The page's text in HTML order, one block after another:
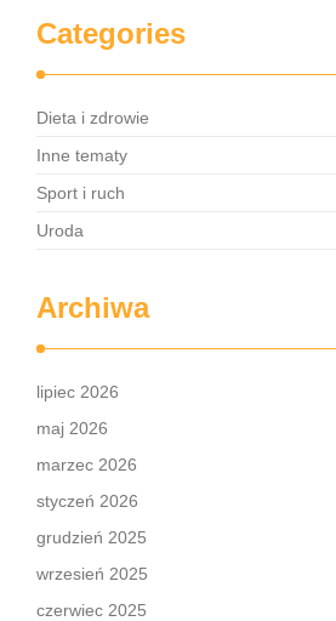
Categories
Dieta i zdrowie
Inne tematy
Sport i ruch
Uroda
Archiwa
lipiec 2026
maj 2026
marzec 2026
styczeń 2026
grudzień 2025
wrzesień 2025
czerwiec 2025